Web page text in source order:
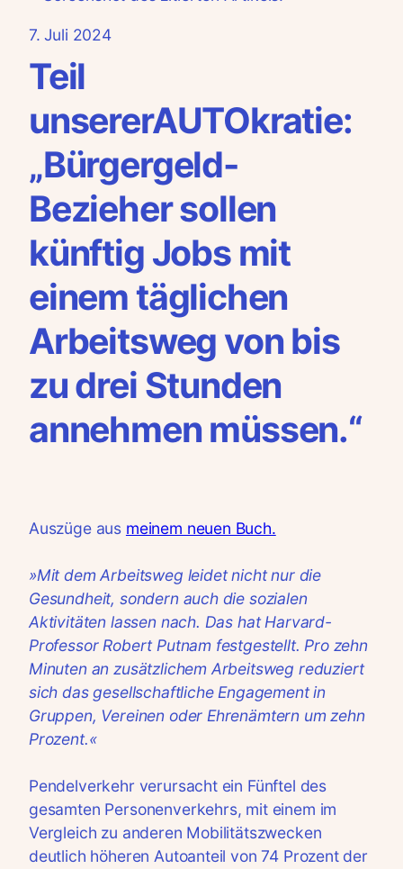
7. Juli 2024
Teil
unsererAUTOkratie:
„Bürgergeld-
Bezieher sollen
künftig Jobs mit
einem täglichen
Arbeitsweg von bis
zu drei Stunden
annehmen müssen.“
Auszüge aus meinem neuen Buch.
»Mit dem Arbeitsweg leidet nicht nur die
Gesundheit, sondern auch die sozialen
Aktivitäten lassen nach. Das hat Harvard-
Professor Robert Putnam festgestellt. Pro zehn
Minuten an zusätzlichem Arbeitsweg reduziert
sich das gesellschaftliche Engagement in
Gruppen, Vereinen oder Ehrenämtern um zehn
Prozent.«
Pendelverkehr verursacht ein Fünftel des
gesamten Personenverkehrs, mit einem im
Vergleich zu anderen Mobilitätszwecken
deutlich höheren Autoanteil von 74 Prozent der